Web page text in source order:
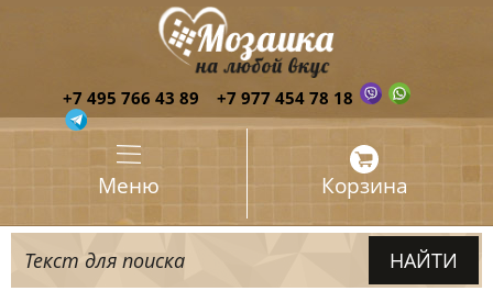
+7 495 766 43 89 +7 977 454 78 18
Меню Корзина